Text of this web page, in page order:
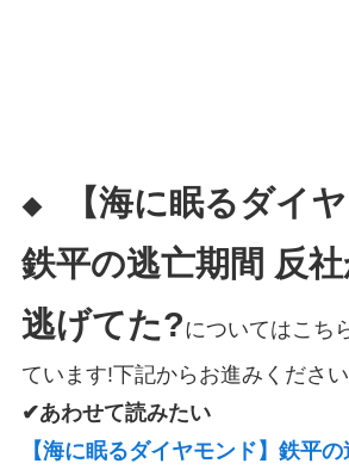
◆
【海に眠るダイ
鉄平の逃亡期間 反
逃げてた?についてはこち
ています!下記からお進みくださ
✔あわせて読みたい
【海に眠るダイヤモンド】鉄平